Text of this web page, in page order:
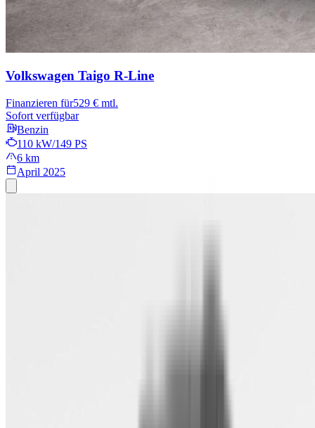
Volkswagen Taigo R-Line
Finanzieren für529 € mtl.
Sofort verfügbar
Benzin
110 kW/149 PS
6 km
April 2025